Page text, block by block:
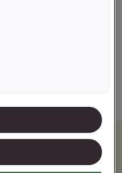
15 porsjoner